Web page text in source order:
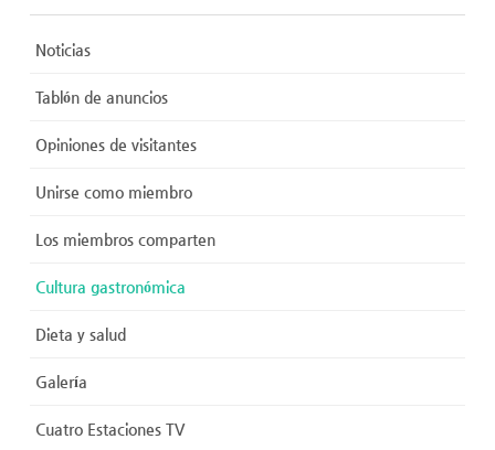
Noticias
Tablón de anuncios
Opiniones de visitantes
Unirse como miembro
Los miembros comparten
Cultura gastronómica
Dieta y salud
Galería
Cuatro Estaciones TV